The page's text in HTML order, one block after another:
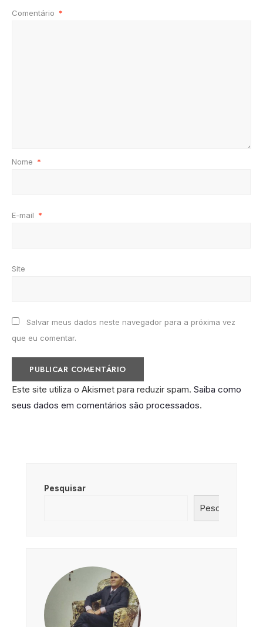
Comentário *
Nome *
E-mail *
Site
Salvar meus dados neste navegador para a próxima vez
que eu comentar.
Este site utiliza o Akismet para reduzir spam. Saiba como
seus dados em comentários são processados.
Pesquisar
Pesquisar